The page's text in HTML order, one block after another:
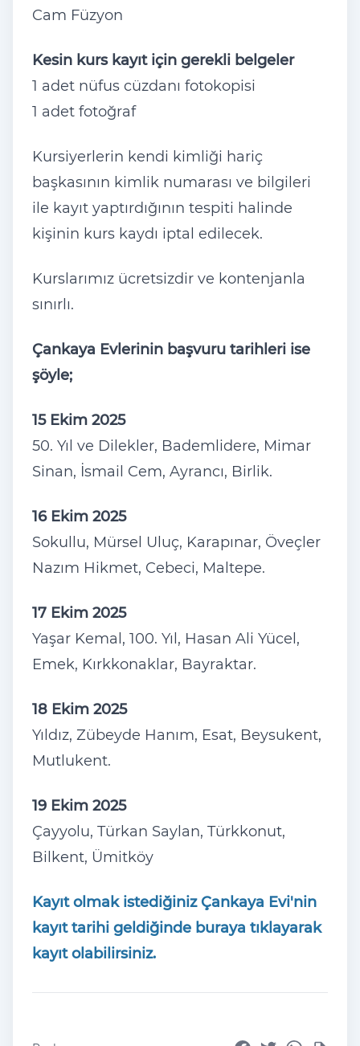
Cam Füzyon
Kesin kurs kayıt için gerekli belgeler
1 adet nüfus cüzdanı fotokopisi
1 adet fotoğraf
Kursiyerlerin kendi kimliği hariç
başkasının kimlik numarası ve bilgileri
ile kayıt yaptırdığının tespiti halinde
kişinin kurs kaydı iptal edilecek.
Kurslarımız ücretsizdir ve kontenjanla
sınırlı.
Çankaya Evlerinin başvuru tarihleri ise
şöyle;
15 Ekim 2025
50. Yıl ve Dilekler, Bademlidere, Mimar
Sinan, İsmail Cem, Ayrancı, Birlik.
16 Ekim 2025
Sokullu, Mürsel Uluç, Karapınar, Öveçler
Nazım Hikmet, Cebeci, Maltepe.
17 Ekim 2025
Yaşar Kemal, 100. Yıl, Hasan Ali Yücel,
Emek, Kırkkonaklar, Bayraktar.
18 Ekim 2025
Yıldız, Zübeyde Hanım, Esat, Beysukent,
Mutlukent.
19 Ekim 2025
Çayyolu, Türkan Saylan, Türkkonut,
Bilkent, Ümitköy
Kayıt olmak istediğiniz Çankaya Evi'nin
kayıt tarihi geldiğinde buraya tıklayarak
kayıt olabilirsiniz.